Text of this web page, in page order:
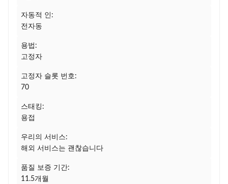
자동적 인:
전자동
용법:
고정자
고정자 슬롯 번호:
70
스태킹:
용접
우리의 서비스:
해외 서비스는 괜찮습니다
품질 보증 기간:
11.5개월